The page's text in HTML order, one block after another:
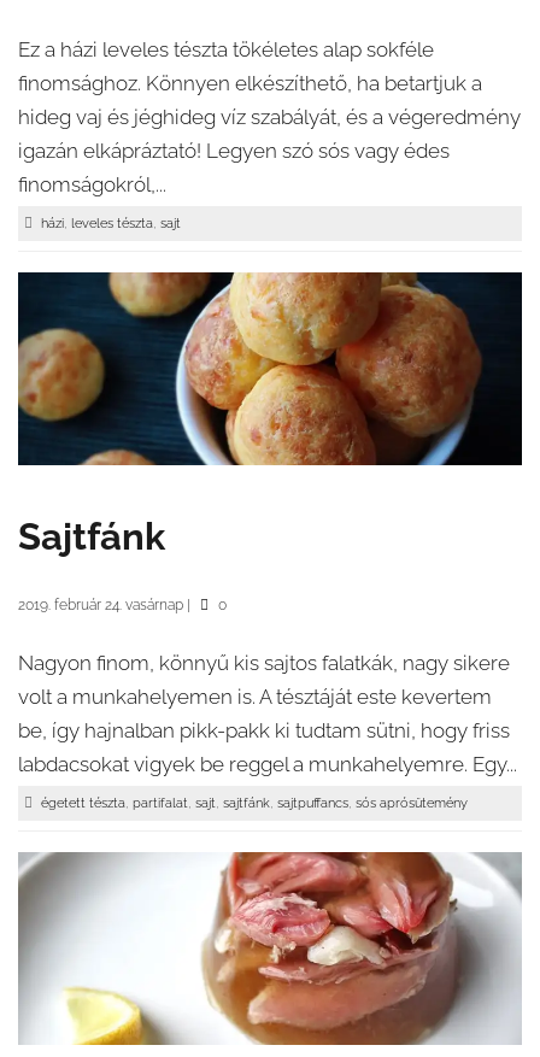
Ez a házi leveles tészta tökéletes alap sokféle
finomsághoz. Könnyen elkészíthető, ha betartjuk a
hideg vaj és jéghideg víz szabályát, és a végeredmény
igazán elkápráztató! Legyen szó sós vagy édes
finomságokról,...
házi, leveles tészta, sajt
Sajtfánk
2019. február 24. vasárnap 0
Nagyon finom, könnyű kis sajtos falatkák, nagy sikere
volt a munkahelyemen is. A tésztáját este kevertem
be, így hajnalban pikk-pakk ki tudtam sütni, hogy friss
labdacsokat vigyek be reggel a munkahelyemre. Egy...
égetett tészta, partifalat, sajt, sajtfánk, sajtpuffancs, sós aprósütemény